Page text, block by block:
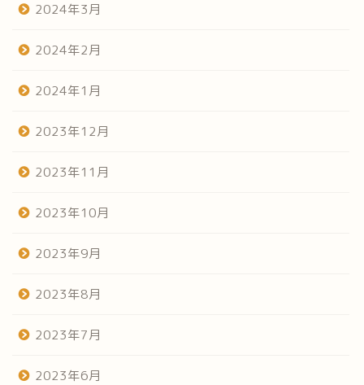
2024年3月
2024年2月
2024年1月
2023年12月
2023年11月
2023年10月
2023年9月
2023年8月
2023年7月
2023年6月